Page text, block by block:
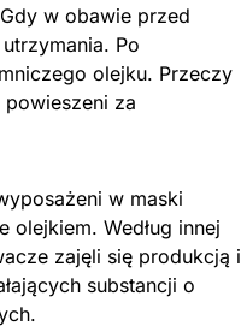
w obawie przed
Po
olejku. Przeczy
za
w maski
olejkiem. Według innej
zajęli się produkcją i
substancji o